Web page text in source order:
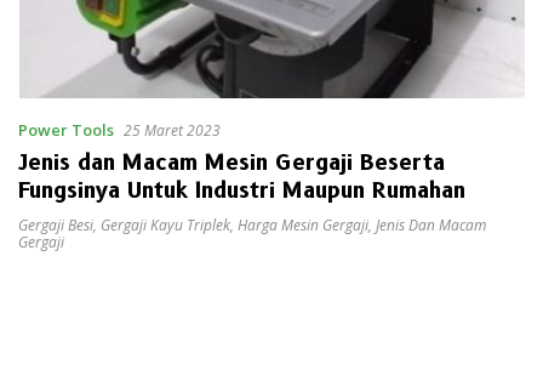
Power Tools 25 Maret 2023
Jenis dan Macam Mesin Gergaji Beserta
Fungsinya Untuk Industri Maupun Rumahan
Gergaji Besi, Gergaji Kayu Triplek, Harga Mesin Gergaji, Jenis Dan Macam
Gergaji